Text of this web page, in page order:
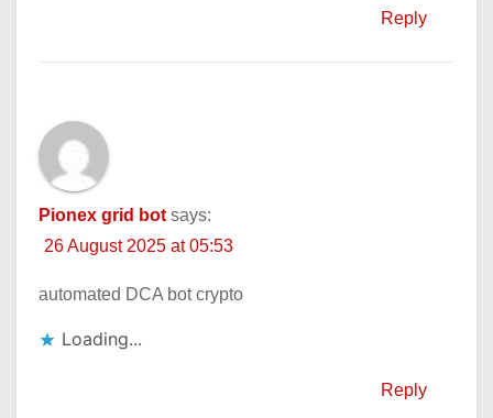
Reply
Pionex grid bot says:
26 August 2025 at 05:53
automated DCA bot crypto
Loading...
Reply